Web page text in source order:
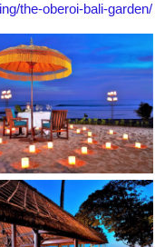
the-oberoi-bali-garden/